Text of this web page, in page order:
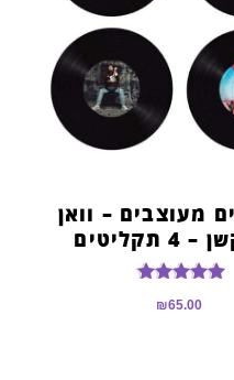
מעוצבים – וואן
תקליטים
5.00
₪65.00